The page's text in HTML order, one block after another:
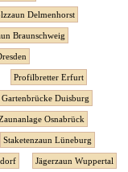
Delmenhorst
Braunschweig
Profilbretter Erfurt
Gartenbrücke Duisburg
Osnabrück
Staketenzaun Lüneburg
Jägerzaun Wuppertal